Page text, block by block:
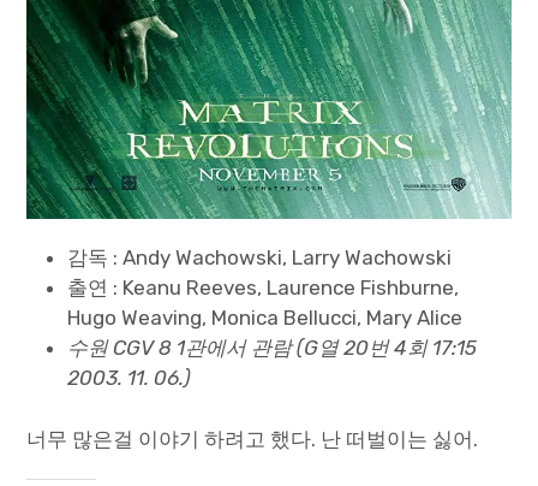
감독 : Andy Wachowski, Larry Wachowski
출연 : Keanu Reeves, Laurence Fishburne,
Hugo Weaving, Monica Bellucci, Mary Alice
수원 CGV 8 1관에서 관람 (G열 20번 4회 17:15
2003. 11. 06.)
너무 많은걸 이야기 하려고 했다. 난 떠벌이는 싫어.